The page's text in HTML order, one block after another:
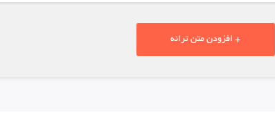
+ افزودن متن ترانه